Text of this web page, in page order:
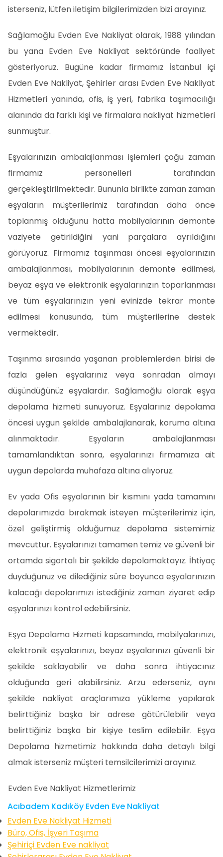
isterseniz, lütfen iletişim bilgilerimizden bizi arayınız.
Sağlamoğlu Evden Eve Nakliyat olarak, 1988 yılından
bu yana Evden Eve Nakliyat sektöründe faaliyet
gösteriyoruz. Bugüne kadar firmamız İstanbul içi
Evden Eve Nakliyat, Şehirler arası Evden Eve Nakliyat
Hizmetleri yanında, ofis, iş yeri, fabrika taşımacılığı
alanında da farklı kişi ve firmalara nakliyat hizmetleri
sunmuştur.
Eşyalarınızın ambalajlanması işlemleri çoğu zaman
firmamız personelleri tarafından
gerçekleştirilmektedir. Bununla birlikte zaman zaman
eşyaların müşterilerimiz tarafından daha önce
toplanmış olduğunu hatta mobilyalarının demonte
vaziyete getirildiğini yani parçalara ayrıldığını
görüyoruz. Firmamız taşınması öncesi eşyalarınızın
ambalajlanması, mobilyalarının demonte edilmesi,
beyaz eşya ve elektronik eşyalarınızın toparlanması
ve tüm eşyalarınızın yeni evinizde tekrar monte
edilmesi konusunda, tüm müşterilerine destek
vermektedir.
Taşınma sırasında yaşanan problemlerden birisi de
fazla gelen eşyalarınız veya sonradan almayı
düşündüğünüz eşyalardır. Sağlamoğlu olarak eşya
depolama hizmeti sunuyoruz. Eşyalarınız depolama
öncesi uygun şekilde ambalajlanarak, koruma altına
alınmaktadır. Eşyaların ambalajlanması
tamamlandıktan sonra, eşyalarınızı firmamıza ait
uygun depolarda muhafaza altına alıyoruz.
Ev yada Ofis eşyalarının bir kısmını yada tamamını
depolarımızda bırakmak isteyen müşterilerimiz için,
özel geliştirmiş olduğumuz depolama sistemimiz
mevcuttur. Eşyalarınızı tamamen temiz ve güvenli bir
ortamda sigortalı bir şekilde depolamaktayız. İhtiyaç
duyduğunuz ve dilediğiniz süre boyunca eşyalarınızın
kalacağı depolarımızı istediğiniz zaman ziyaret edip
eşyalarınızı kontrol edebilirsiniz.
Eşya Depolama Hizmeti kapsamında, mobilyalarınızı,
elektronik eşyalarınızı, beyaz eşyalarınızı güvenli bir
şekilde saklayabilir ve daha sonra ihtiyacınız
olduğunda geri alabilirsiniz. Arzu ederseniz, aynı
şekilde nakliyat araçlarımıza yükleme yapılarak
belirttiğiniz başka bir adrese götürülebilir veya
belirttiğiniz başka bir kişiye teslim edilebilir. Eşya
Depolama hizmetimiz hakkında daha detaylı bilgi
almak isterseniz müşteri temsilcilerimizi arayınız.
Evden Eve Nakliyat Hizmetlerimiz
Acıbadem Kadıköy Evden Eve Nakliyat
Evden Eve Nakliyat Hizmeti
Büro, Ofis, İşyeri Taşıma
Şehiriçi Evden Eve nakliyat